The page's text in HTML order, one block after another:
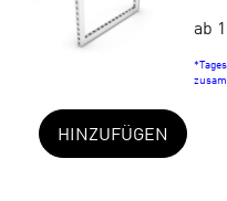
ab
HINZUFÜGEN